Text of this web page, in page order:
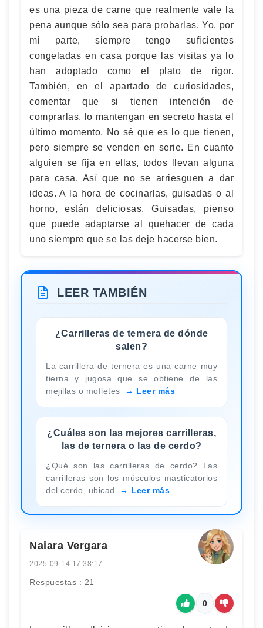
es una pieza de carne que realmente vale la
pena aunque sólo sea para probarlas. Yo, por
mi parte, siempre tengo suficientes
congeladas en casa porque las visitas ya lo
han adoptado como el plato de rigor.
También, en el apartado de curiosidades,
comentar que si tienen intención de
comprarlas, lo mantengan en secreto hasta el
último momento. No sé que es lo que tienen,
pero siempre se venden en serie. En cuanto
alguien se fija en ellas, todos llevan alguna
para casa. Así que no se arriesguen a dar
ideas. A la hora de cocinarlas, guisadas o al
horno, están deliciosas. Guisadas, pienso
que puede adaptarse al quehacer de cada
uno siempre que se las deje hacerse bien.
LEER TAMBIÉN
¿Carrilleras de ternera de dónde
salen?
La carrillera de ternera es una carne muy
tierna y jugosa que se obtiene de las
mejillas o mofletes
Leer más
¿Cuáles son las mejores carrilleras,
las de ternera o las de cerdo?
¿Qué son las carrilleras de cerdo? Las
carrilleras son los músculos masticatorios
del cerdo, ubicad
Leer más
Naiara Vergara
2025-09-14 17:38:17
Respuestas : 21
0